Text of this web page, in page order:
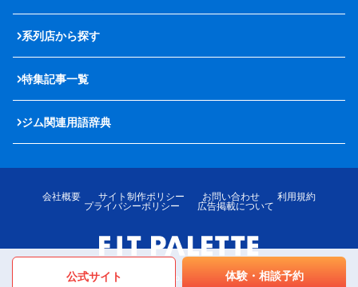
公式サイト 体験・相談予約
系列店から探す
特集記事一覧
ジム関連用語辞典
会社概要 サイト制作ポリシー お問い合わせ
利用規約
プライバシーポリシー
広告掲載について
© LOTTE MediPalette Co.,Ltd. All rights reserved.